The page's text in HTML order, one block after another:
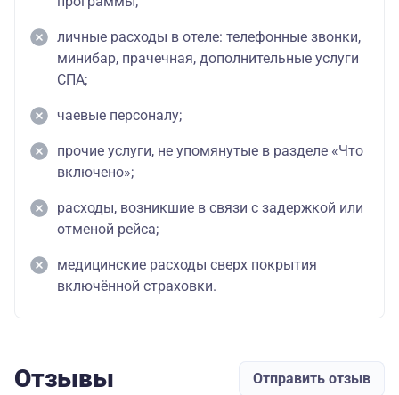
личные расходы в отеле: телефонные звонки,
минибар, прачечная, дополнительные услуги
СПА;
чаевые персоналу;
прочие услуги, не упомянутые в разделе «Что
включено»;
расходы, возникшие в связи с задержкой или
отменой рейса;
медицинские расходы сверх покрытия
включённой страховки.
Отзывы Отправить отзыв